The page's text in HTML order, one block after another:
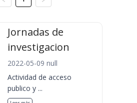
Jornadas de
investigacion
2022-05-09 null
Actividad de acceso
publico y ...